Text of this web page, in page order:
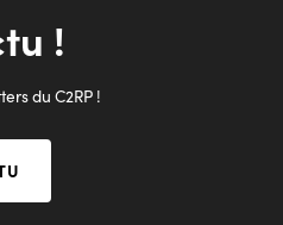
!
du C2RP !